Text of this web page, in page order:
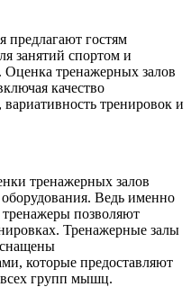
предлагают гостям
занятий спортом и
тренажерных залов
качество
тренировок и
тренажерных залов
оборудования. Ведь именно
позволяют
Тренажерные залы
которые предоставляют
групп мышц.